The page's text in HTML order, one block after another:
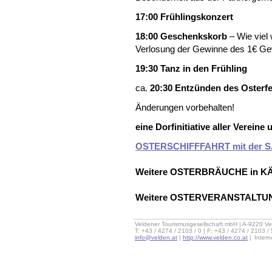
17:00 Frühlingskonzert
18:00 Geschenkskorb – Wie viel
Verlosung der Gewinne des 1€
19:30 Tanz in den Frühling
ca. 20:30 Entzünden des
Änderungen vorbehalten!
eine Dorfinitiative aller Vereine
OSTERSCHIFFFAHRT mit der
Weitere OSTERBRÄUCHE in
Weitere
Veldener Tourismusgesellschaft mbH | A-9220
T: +43 / 4274 / 2103 / 0 | F: +43 / 4274 / 2103 /
info@velden.at | http://www.velden.co.at |